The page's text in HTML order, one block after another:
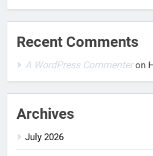
Recent Comments
A WordPress Commenteron
Archives
July 2026